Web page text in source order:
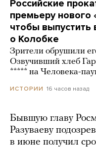
Российские
премьеру нового
чтобы выпустить
о Колобке
Зрители обрушили
Озвучивший хлеб
***** на Человека-
ИСТОРИИ 16 часов назад
Бывшую главу
Разуваеву
в июне получил